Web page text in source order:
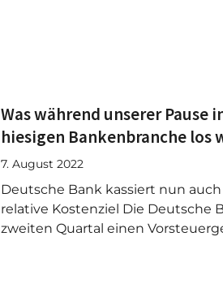
Was während unserer Pause
hiesigen Bankenbranche los
7. August 2022
Deutsche Bank kassiert nun auch
relative Kostenziel Die Deutsche
zweiten Quartal einen